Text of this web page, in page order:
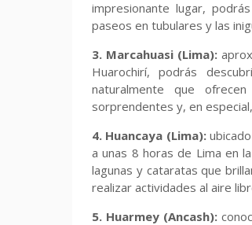
impresionante lugar,
paseos en tubulares y las
3. Marcahuasi (Lima):
Huarochirí, podrás
naturalmente que
sorprendentes y, en
4. Huancaya (Lima):
a unas 8 horas de Lima en
lagunas y cataratas que
realizar actividades al aire
5. Huarmey (Ancash):